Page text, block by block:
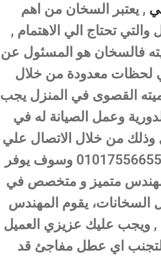
, يعتبر السخان من اهم
والتي تحتاج الي الاهتمام ,
فالسخان هو المسئول عن
لحظات معدودة من خلال
القصوى في المنزل يجب
وعمل الصيانة له في
من خلال الاتصال علي
رقم صيانة ال جي 01017556655 وسوف يوفر
متميز و متخصص في
السخانات، يقوم المهندس
, ويجب عليك عزيزي العميل
لتجنب اي عطل مفاجئ قد